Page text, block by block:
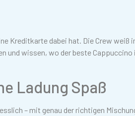
Kreditkarte dabei hat. Die Crew weiß
und wissen, wo der beste Cappuccino
Ladung Spaß
– mit genau der richtigen